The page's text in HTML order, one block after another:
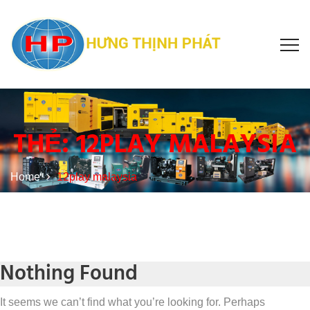
THẺ:12PLAY MALAYSIA
Home 12play malaysia
Nothing Found
It seems we can’t find what you’re looking for. Perhaps